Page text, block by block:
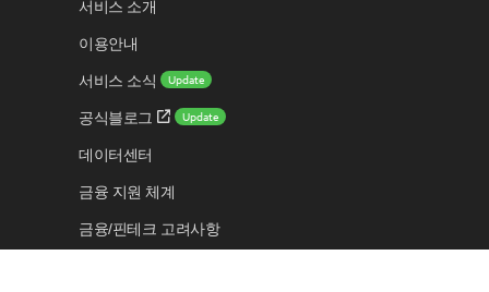
서비스 소개
이용안내
서비스 소식 Update
공식블로그 Update
데이터센터
금융 지원 체계
금융/핀테크 고려사항